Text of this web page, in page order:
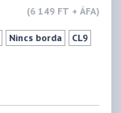
(6 149 FT + ÁFA)
Nincs borda CL9